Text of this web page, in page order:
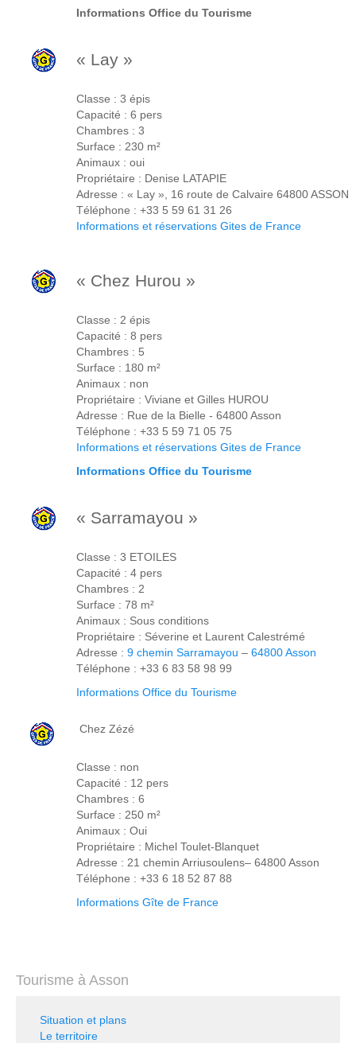
Informations Office du Tourisme
« Lay »
Classe : 3 épis
Capacité : 6 pers
Chambres : 3
Surface : 230 m²
Animaux : oui
Propriétaire : Denise LATAPIE
Adresse : « Lay », 16 route de Calvaire 64800 ASSON
Téléphone : +33 5 59 61 31 26
Informations et réservations Gites de France
« Chez Hurou »
Classe : 2 épis
Capacité : 8 pers
Chambres : 5
Surface : 180 m²
Animaux : non
Propriétaire : Viviane et Gilles HUROU
Adresse : Rue de la Bielle - 64800 Asson
Téléphone : +33 5 59 71 05 75
Informations et réservations Gites de France
Informations Office du Tourisme
« Sarramayou »
Classe : 3 ETOILES
Capacité : 4 pers
Chambres : 2
Surface : 78 m²
Animaux : Sous conditions
Propriétaire : Séverine et Laurent Calestrémé
Adresse : 9 chemin Sarramayou – 64800 Asson
Téléphone : +33 6 83 58 98 99
Informations Office du Tourisme
Chez Zézé
Classe : non
Capacité : 12 pers
Chambres : 6
Surface : 250 m²
Animaux : Oui
Propriétaire : Michel Toulet-Blanquet
Adresse : 21 chemin Arriusoulens– 64800 Asson
Téléphone : +33 6 18 52 87 88
Informations Gîte de France
Tourisme à Asson
Situation et plans
Le territoire